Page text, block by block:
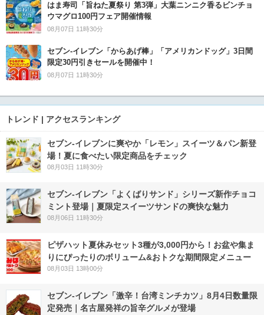
はま寿司「旨ねた夏祭り 第3弾」大葉ニンニク香るビンチョ
ウマグロ100円フェア開催情報
08月07日 11時30分
セブン‐イレブン「からあげ棒」「アメリカンドッグ」3日間
限定30円引きセールを開催中！
08月07日 11時30分
トレンド | アクセスランキング
セブン‐イレブンに爽やか「レモン」スイーツ＆パン新登
場！夏に食べたい限定商品をチェック
08月03日 11時30分
セブン‐イレブン「よくばりサンド」シリーズ新作チョコ
ミント登場｜夏限定スイーツサンドの爽快な魅力
08月06日 11時30分
ピザハット夏休みセット3種が3,000円から！お盆や集ま
りにぴったりのボリューム&おトクな期間限定メニュー
08月03日 13時00分
セブン-イレブン「激辛！台湾ミンチカツ」8月4日数量限
定発売｜名古屋発祥の旨辛グルメが登場